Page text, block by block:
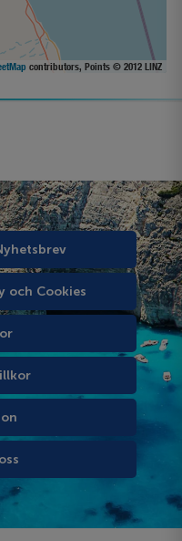
contributors, Points © 2012 LINZ
och Cookies